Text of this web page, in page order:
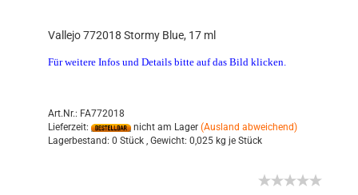
Vallejo 772018 Stormy Blue, 17 ml
Für weitere Infos und Details bitte auf das Bild klicken.
Art.Nr.: FA772018
Lieferzeit:
nicht am Lager (Ausland abweichend)
Lagerbestand: 0 Stück , Gewicht: 0,025 kg je Stück